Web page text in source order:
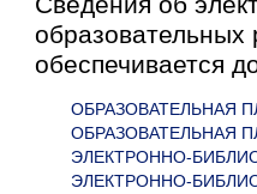
образовательных
обеспечивается
ОБРАЗОВАТЕЛЬНАЯ
ОБРАЗОВАТЕЛЬНАЯ
ЭЛЕКТРОННО-
ЭЛЕКТРОННО-